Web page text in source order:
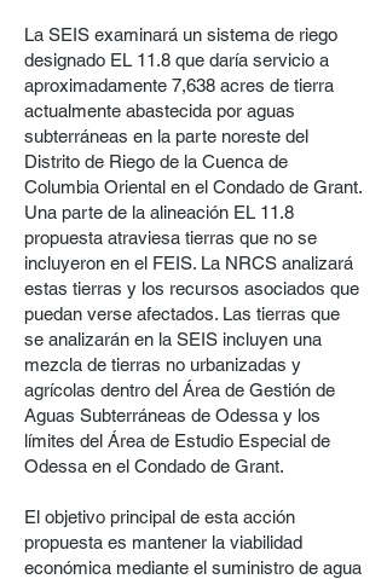
La SEIS examinará un sistema de riego
designado EL 11.8 que daría servicio a
aproximadamente 7,638 acres de tierra
actualmente abastecida por aguas
subterráneas en la parte noreste del
Distrito de Riego de la Cuenca de
Columbia Oriental en el Condado de Grant.
Una parte de la alineación EL 11.8
propuesta atraviesa tierras que no se
incluyeron en el FEIS. La NRCS analizará
estas tierras y los recursos asociados que
puedan verse afectados. Las tierras que
se analizarán en la SEIS incluyen una
mezcla de tierras no urbanizadas y
agrícolas dentro del Área de Gestión de
Aguas Subterráneas de Odessa y los
límites del Área de Estudio Especial de
Odessa en el Condado de Grant.
El objetivo principal de esta acción
propuesta es mantener la viabilidad
económica mediante el suministro de agua